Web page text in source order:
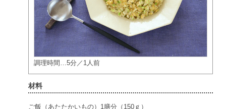
調理時間…5分／1人前
材料
ご飯（あたたかいもの）1膳分（150ｇ）